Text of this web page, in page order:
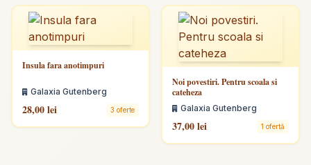
Insula fara anotimpuri
Galaxia Gutenberg
28,00 lei 3 oferte
Noi povestiri. Pentru scoala si
cateheza
Galaxia Gutenberg
37,00 lei 1 ofertă